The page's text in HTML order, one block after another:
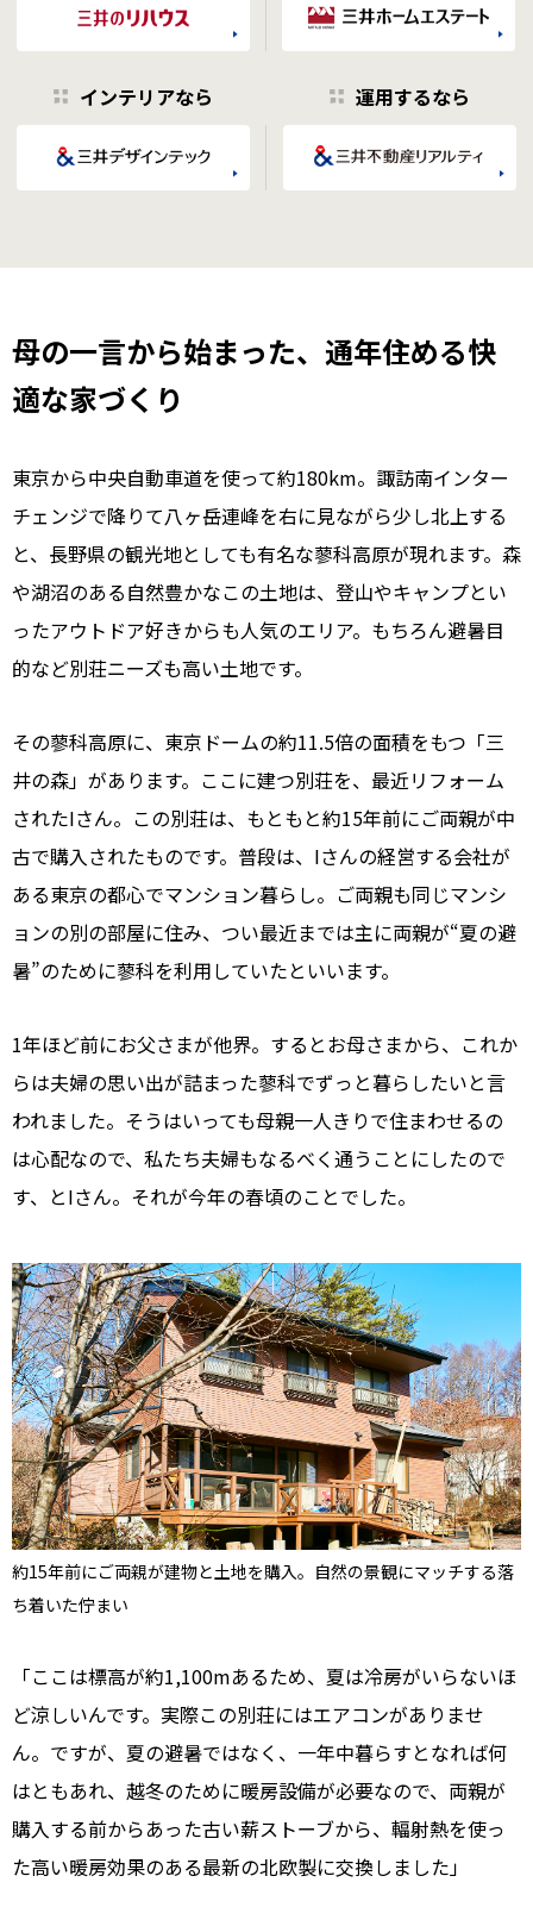
インテリアなら 運用するなら
母の一言から始まった、通年住める快
適な家づくり
東京から中央自動車道を使って約180km。諏訪南インター
チェンジで降りて八ヶ岳連峰を右に見ながら少し北上する
と、長野県の観光地としても有名な蓼科高原が現れます。森
や湖沼のある自然豊かなこの土地は、登山やキャンプとい
ったアウトドア好きからも人気のエリア。もちろん避暑目
的など別荘ニーズも高い土地です。
その蓼科高原に、東京ドームの約11.5倍の面積をもつ「三
井の森」があります。ここに建つ別荘を、最近リフォーム
されたIさん。この別荘は、もともと約15年前にご両親が中
古で購入されたものです。普段は、Iさんの経営する会社が
ある東京の都心でマンション暮らし。ご両親も同じマンシ
ョンの別の部屋に住み、つい最近までは主に両親が“夏の避
暑”のために蓼科を利用していたといいます。
1年ほど前にお父さまが他界。するとお母さまから、これか
らは夫婦の思い出が詰まった蓼科でずっと暮らしたいと言
われました。そうはいっても母親一人きりで住まわせるの
は心配なので、私たち夫婦もなるべく通うことにしたので
す、とIさん。それが今年の春頃のことでした。
約15年前にご両親が建物と土地を購入。自然の景観にマッチする落
ち着いた佇まい
「ここは標高が約1,100mあるため、夏は冷房がいらないほ
ど涼しいんです。実際この別荘にはエアコンがありませ
ん。ですが、夏の避暑ではなく、一年中暮らすとなれば何
はともあれ、越冬のために暖房設備が必要なので、両親が
購入する前からあった古い薪ストーブから、輻射熱を使っ
た高い暖房効果のある最新の北欧製に交換しました」